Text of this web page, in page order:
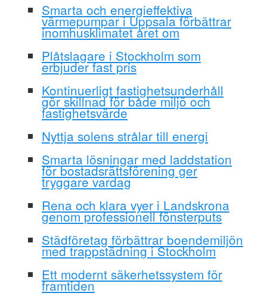
Smarta och energieffektiva
värmepumpar i Uppsala förbättrar
inomhusklimatet året om
Plåtslagare i Stockholm som
erbjuder fast pris
Kontinuerligt fastighetsunderhåll
gör skillnad för både miljö och
fastighetsvärde
Nyttja solens strålar till energi
Smarta lösningar med laddstation
för bostadsrättsförening ger
tryggare vardag
Rena och klara vyer i Landskrona
genom professionell fönsterputs
Städföretag förbättrar boendemiljön
med trappstädning i Stockholm
Ett modernt säkerhetssystem för
framtiden